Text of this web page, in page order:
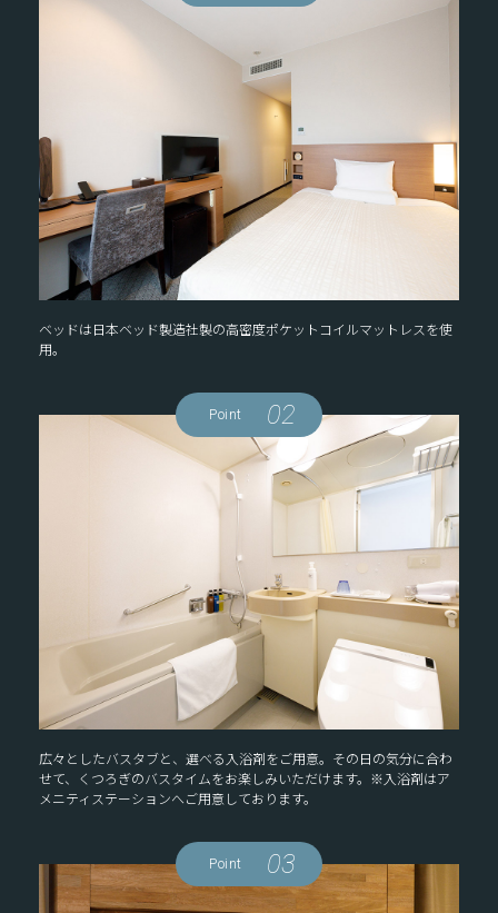
ベッドは日本ベッド製造社製の高密度ポケットコイルマットレスを使
用。
Point 02
広々としたバスタブと、選べる入浴剤をご用意。その日の気分に合わ
せて、くつろぎのバスタイムをお楽しみいただけます。※入浴剤はア
メニティステーションへご用意しております。
Point 03